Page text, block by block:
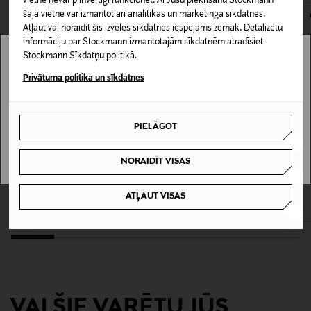
šajā vietnē var izmantot arī analītikas un mārketinga sīkdatnes.
Atļaut vai noraidīt šīs izvēles sīkdatnes iespējams zemāk. Detalizētu
informāciju par Stockmann izmantotajām sīkdatnēm atradīsiet
Stockmann Sīkdatņu politikā.
Privātuma politika un sīkdatnes
PIELĀGOT
NORAIDĪT VISAS
ATĻAUT VISAS
100% neoprēns
Kopšanas instrukcijas
Tīrīt ar mitru drānu.
Mazgāšanas instrukcijas
Nedrīkst mazgāt
Informācija par izmēru
Krāsa
Original Price
500,00 €
KUPONA PRIEKŠROCĪBA
Dora M Tote soma
Original Price
420,00 €
Stockmann nav pieejams tavā valstī.
I UNDERSTAND